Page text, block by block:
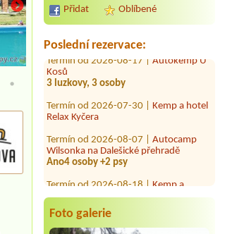
Přidat Oblíbené
Poslední rezervace:
Soumarský Most
1 místo pro stan1 místo u vody
Termín od 2026-08-17 |
Kosů
3 luzkovy, 3 osoby
Termín od 2026-07-30 |
Termín od 2026-08-07 |
Ano4 osoby +2 psy
Termín od 2026-08-18 |
4osoby/2dospělý,deti vek4roky a
13let
Termín od 2026-07-27 |
Foto galerie
bazén v areálu